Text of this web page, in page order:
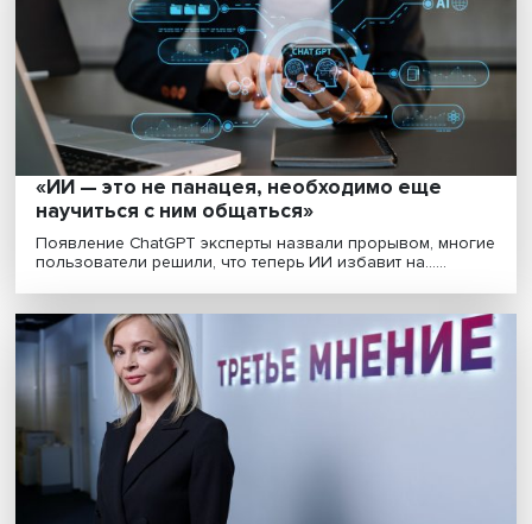
Строим «Матрицу»: к какому будущему
ведут развитие искусственного
и метавселенных
Развитие цифровых технологий меняет будущее
чем оно успевает стать настоящим. Искусствен......